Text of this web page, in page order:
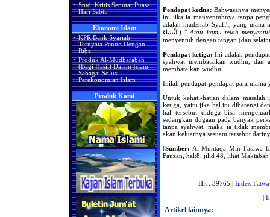
· Studi Kritis Seputar Puasa
Hari Sabtu
Ekonomi Islam
· KPR Bank Syariah
Ternyata Penuh Dengan
Riba
· Produk Al-Mudharabah
(Bagi Hasil) Dalam Islam
Sebagai Solusi
Perekonomian Islam
Produk Kami
Pendapat kedua:Bahwasanya
ini jika ia menyentuhnya tanpa
adalah madzhab Syafi'i, yang
النِّسَاءَ) " Atau kamu telah
menyentuh dengan tangan (dan
Pendapat ketiga: Ini adalah
syahwat membatalkan wudhu, dan
membatalkan wudhu.
Inilah pendapat-pendapat para ulama
Untuk kehati-hatian dalam
ketiga, yaitu jika hal itu dibarengi
hal tersebut diduga bisa
sedangkan dugaan pada banyak
tanpa syahwat, maka ia tidak
akan keluarnya sesuatu tersebut
[Sumber: Al-Muntaqa Min Fatawa
Fauzan, hal:8, jilid 48, lihat
Hit : 39765 | Index Fatwa
|
Artikel lainnya: